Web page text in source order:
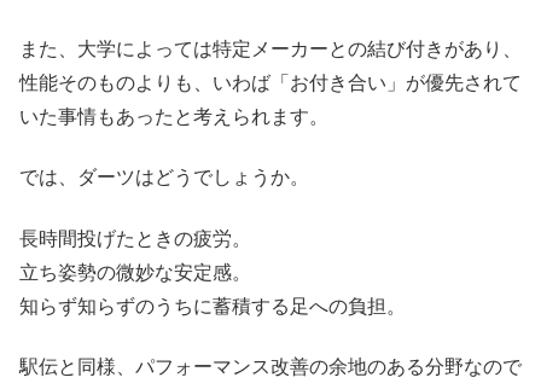
また、大学によっては特定メーカーとの結び付きがあり、
性能そのものよりも、いわば「お付き合い」が優先されて
いた事情もあったと考えられます。
では、ダーツはどうでしょうか。
長時間投げたときの疲労。
立ち姿勢の微妙な安定感。
知らず知らずのうちに蓄積する足への負担。
駅伝と同様、パフォーマンス改善の余地のある分野なので